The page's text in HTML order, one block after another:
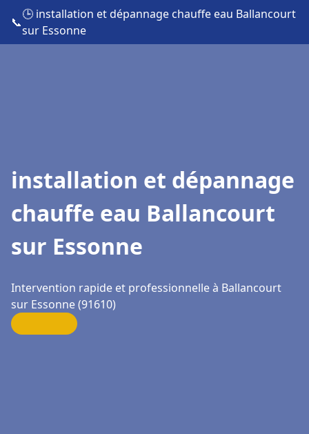
📞
🕒 installation et dépannage chauffe eau Ballancourt
sur Essonne
installation et dépannage
chauffe eau Ballancourt
sur Essonne
Intervention rapide et professionnelle à Ballancourt
sur Essonne (91610)